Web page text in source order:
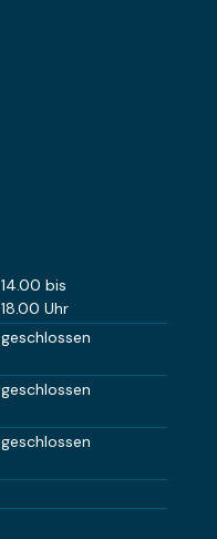
Öffnungszeiten
14.00 bis
18.00 Uhr
geschlossen
geschlossen
geschlossen